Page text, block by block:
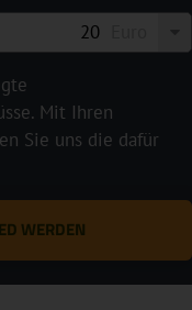
Mit Ihren
Sie uns die dafür
WERDEN